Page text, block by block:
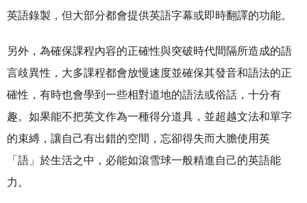
英語錄製，但大部分都會提供英語字幕或即時翻譯的功能。
另外，為確保課程內容的正確性與突破時代間隔所造成的語
言歧異性，大多課程都會放慢速度並確保其發音和語法的正
確性，有時也會學到一些相對道地的語法或俗話，十分有
趣。如果能不把英文作為一種得分道具，並超越文法和單字
的束縛，讓自己有出錯的空間，忘卻得失而大膽使用英
「語」於生活之中，必能如滾雪球一般精進自己的英語能
力。